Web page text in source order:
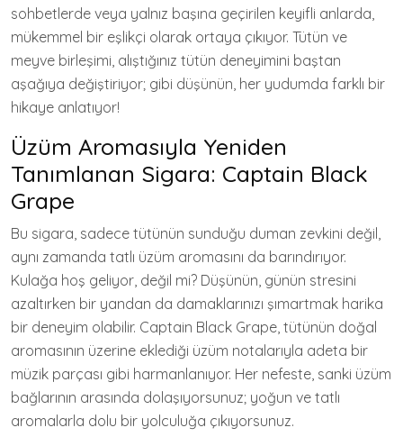
sohbetlerde veya yalnız başına geçirilen keyifli anlarda,
mükemmel bir eşlikçi olarak ortaya çıkıyor. Tütün ve
meyve birleşimi, alıştığınız tütün deneyimini baştan
aşağıya değiştiriyor; gibi düşünün, her yudumda farklı bir
hikaye anlatıyor!
Üzüm Aromasıyla Yeniden
Tanımlanan Sigara: Captain Black
Grape
Bu sigara, sadece tütünün sunduğu duman zevkini değil,
aynı zamanda tatlı üzüm aromasını da barındırıyor.
Kulağa hoş geliyor, değil mi? Düşünün, günün stresini
azaltırken bir yandan da damaklarınızı şımartmak harika
bir deneyim olabilir. Captain Black Grape, tütünün doğal
aromasının üzerine eklediği üzüm notalarıyla adeta bir
müzik parçası gibi harmanlanıyor. Her nefeste, sanki üzüm
bağlarının arasında dolaşıyorsunuz; yoğun ve tatlı
aromalarla dolu bir yolculuğa çıkıyorsunuz.